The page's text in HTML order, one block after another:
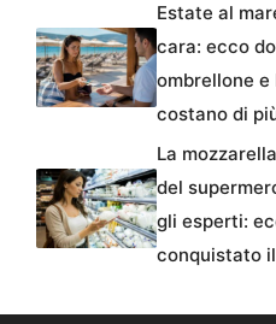
Estate al
cara: ecco
ombrellone
costano di
La
del
gli esperti:
conquistato